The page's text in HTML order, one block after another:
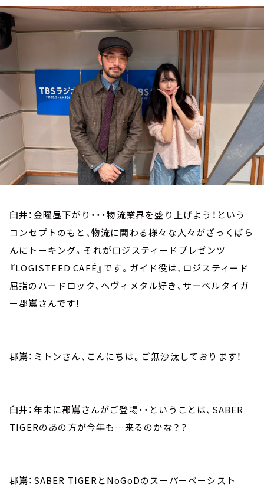
お知らせ
イベント・グッズ
臼井：金曜昼下がり・・・物流業界を盛り上げよう！という
コンセプトのもと、物流に関わる様々な人々がざっくばら
んにトーキング。それがロジスティードプレゼンツ
『LOGISTEED CAFÉ』です。ガイド役は、ロジスティード
屈指のハードロック、ヘヴィメタル好き、サーベルタイガ
ー郡嶌さんです！
郡嶌：ミトンさん、こんにちは。ご無沙汰しております！
臼井：年末に郡嶌さんがご登場・・ということは、SABER
TIGERのあの方が今年も…来るのかな？？
郡嶌：SABER TIGERとNoGoDのスーパーベーシスト